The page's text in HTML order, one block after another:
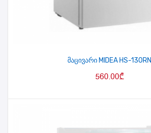
მაცივარი MIDEA HS-130RN
560.00₾